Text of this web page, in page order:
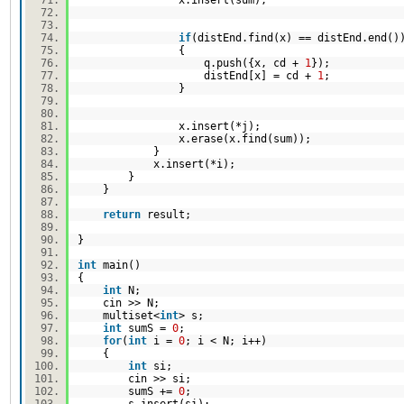
if(distEnd.find(x) ==
{
q.push({x, cd + 1});
distEnd[x] = cd + 1;
}
x.insert(*j);
x.erase(x.find(sum));
}
x.insert(*i);
}
}
return result;
}
int main()
{
int N;
cin >> N;
multiset<int> s;
int sumS = 0;
for(int i = 0; i < N; i++)
{
int si;
cin >> si;
sumS += 0;